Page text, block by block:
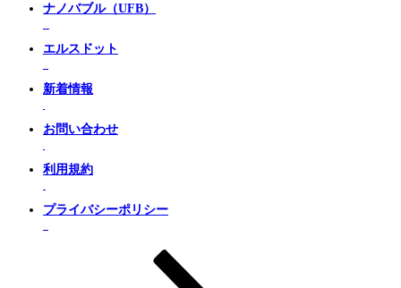
ナノバブル（UFB）
エルスドット
新着情報
お問い合わせ
利用規約
プライバシーポリシー